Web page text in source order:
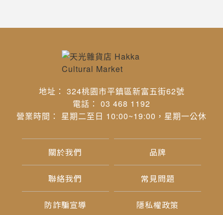
地址： 324桃園市平鎮區新富五街62號
電話： 03 468 1192
營業時間： 星期二至日 10:00~19:00，星期一公休
關於我們 品牌
聯絡我們 常見問題
防詐騙宣導 隱私權政策